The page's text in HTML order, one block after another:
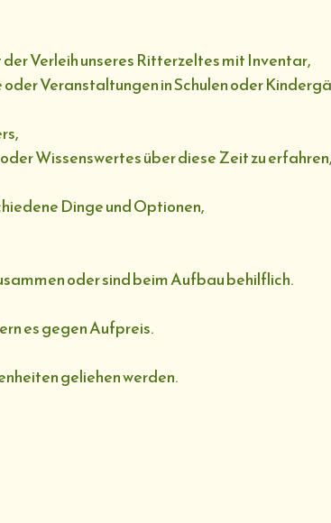
Verleih unseres Ritterzeltes mit Inventar,
Veranstaltungen in Schulen oder
Wissenswertes über diese Zeit zu
Dinge und Optionen,
oder sind beim Aufbau behilflich.
es gegen Aufpreis.
geliehen werden.